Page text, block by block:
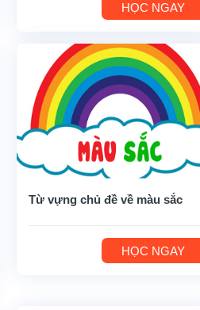
HỌC NGAY
Từ vựng chủ đề về màu sắc
HỌC NGAY